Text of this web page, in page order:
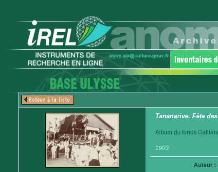
Tananarive. Fête
Album du fonds
1903
Auteur :